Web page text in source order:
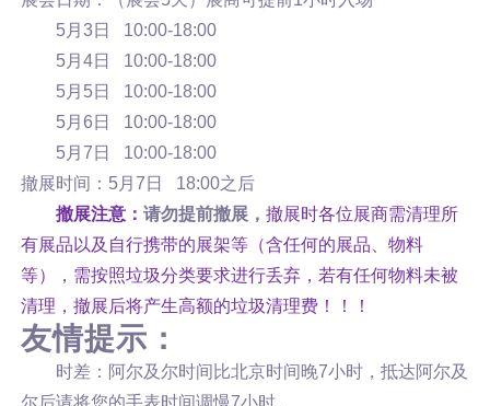
5月3日 10:00-18:00
5月4日 10:00-18:00
5月5日 10:00-18:00
5月6日 10:00-18:00
5月7日 10:00-18:00
撤展时间：5月7日 18:00之后
撤展注意： 请勿提前撤展， 撤展时各位展商需清理所
有展品以及自行携带的展架等（含任何的展品、物料
等），需按照垃圾分类要求进行丢弃，若有任何物料未被
清理，撤展后将产生高额的垃圾清理费！！！
友情提示：
时差：阿尔及尔时间比北京时间晚7小时，抵达阿尔及
尔后请将您的手表时间调慢7小时。